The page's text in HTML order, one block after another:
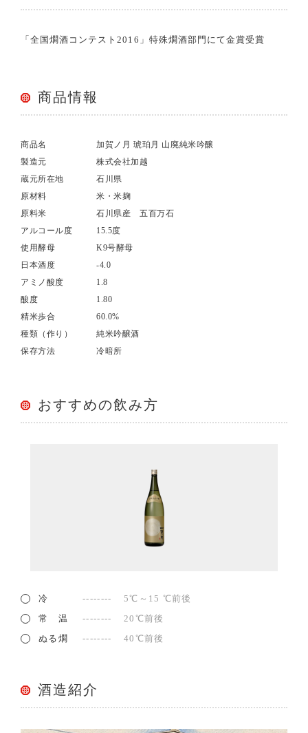
「全国燗酒コンテスト2016」特殊燗酒部門にて金賞受賞
商品情報
商品名
加賀ノ月 琥珀月 山廃純米吟醸
製造元
株式会社加越
蔵元所在地
石川県
原材料
米・米麹
原料米
石川県産 五百万石
アルコール度
15.5度
使用酵母
K9号酵母
日本酒度
-4.0
アミノ酸度
1.8
酸度
1.80
精米歩合
60.0%
種類（作り）
純米吟醸酒
保存方法
冷暗所
おすすめの飲み方
冷
5℃～15 ℃前後
常 温
20℃前後
ぬる燗
40℃前後
酒造紹介